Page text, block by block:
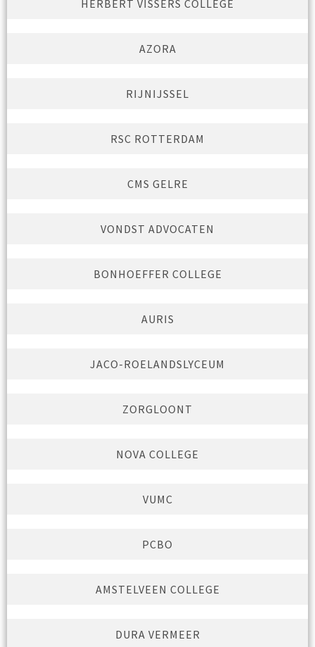
HERBERT VISSERS COLLEGE
AZORA
RIJNIJSSEL
RSC ROTTERDAM
CMS GELRE
VONDST ADVOCATEN
BONHOEFFER COLLEGE
AURIS
JACO-ROELANDSLYCEUM
ZORGLOONT
NOVA COLLEGE
VUMC
PCBO
AMSTELVEEN COLLEGE
DURA VERMEER